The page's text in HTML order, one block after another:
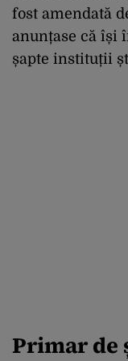
fost amendată
anunțase că își
șapte instituții
Primar de